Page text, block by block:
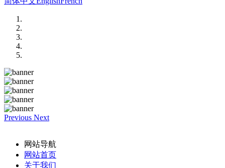
Previous Next
网站导航
网站首页
关于我们